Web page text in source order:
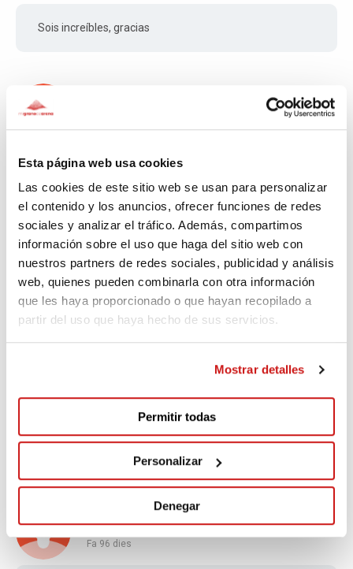
Esta página web usa cookies
Las cookies de este sitio web se usan para personalizar
el contenido y los anuncios, ofrecer funciones de redes
sociales y analizar el tráfico. Además, compartimos
información sobre el uso que haga del sitio web con
nuestros partners de redes sociales, publicidad y análisis
web, quienes pueden combinarla con otra información
que les haya proporcionado o que hayan recopilado a
partir del uso que haya hecho de sus servicios.
Mostrar detalles
Permitir todas
Personalizar
Denegar
Sois increíbles, gracias
Te admiro mucho y te doy las gracias por luchar
Alberto
Fa 93 dies
Por y para ello@s.
Gustavo Andres
Fa 96 dies